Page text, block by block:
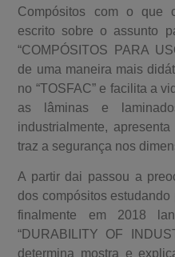
Compósitos com o que
escrito sobre o assunto
“COMPÓSITOS PARA
de uma maneira mais
no “TOSFAC” e facilita a
as lâminas e
industrialmente,
traz a segurança nos
A partir dai passou a
dos compósitos
finalmente em 2018
“DURABILITY OF
determina mostra e